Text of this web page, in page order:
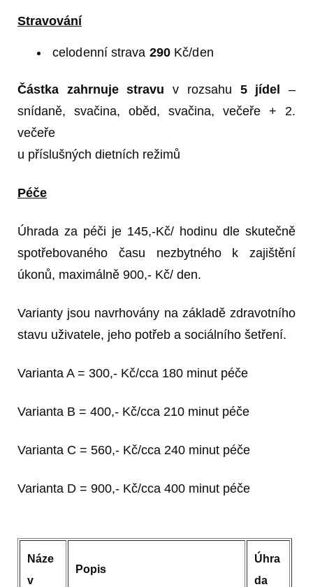
Stravování
celodenní strava 290 Kč/den
Částka zahrnuje stravu v rozsahu 5 jídel –
snídaně, svačina, oběd, svačina, večeře + 2.
večeře
u příslušných dietních režimů
Péče
Úhrada za péči je 145,-Kč/ hodinu dle skutečně
spotřebovaného času nezbytného k zajištění
úkonů, maximálně 900,- Kč/ den.
Varianty jsou navrhovány na základě zdravotního
stavu uživatele, jeho potřeb a sociálního šetření.
Varianta A = 300,- Kč/cca 180 minut péče
Varianta B = 400,- Kč/cca 210 minut péče
Varianta C = 560,- Kč/cca 240 minut péče
Varianta D = 900,- Kč/cca 400 minut péče
Náze
v
Popis
Úhra
da